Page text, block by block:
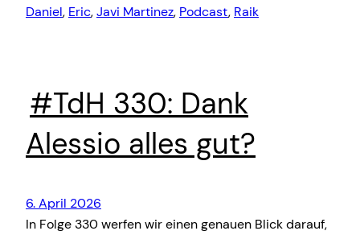
Daniel, Eric, Javi Martinez, Podcast, Raik
#TdH 330: Dank
Alessio alles gut?
6. April 2026
In Folge 330 werfen wir einen genauen Blick darauf,